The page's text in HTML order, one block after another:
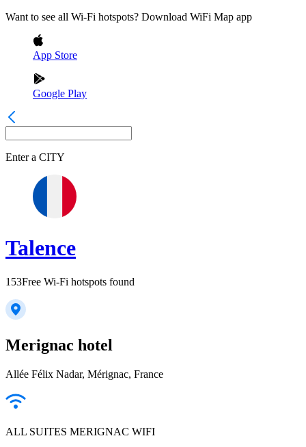
Want to see all Wi-Fi hotspots? Download WiFi Map app
App Store
Google Play
Enter a CITY
Talence
153Free Wi-Fi hotspots found
Merignac hotel
Allée Félix Nadar, Mérignac, France
ALL SUITES MERIGNAC WIFI